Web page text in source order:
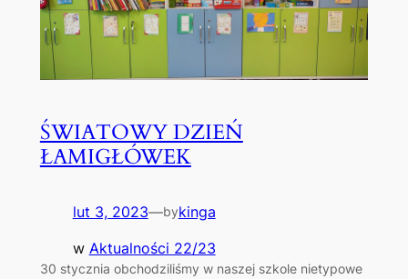
ŚWIATOWY DZIEŃ
ŁAMIGŁÓWEK
lut 3, 2023—bykinga
w Aktualności 22/23
30 stycznia obchodziliśmy w naszej szkole nietypowe